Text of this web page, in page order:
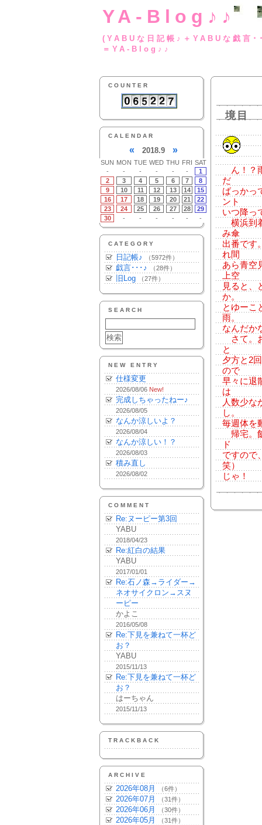
YA-Blog♪♪
(YABUな日記帳♪
＝YA-Blog♪♪
COUNTER
CALENDAR
« 2018.9 »
SUN MON TUE WED THU FRI SAT
-
- - - - -
1
2
3 4 5 6 7
8
9
10 11 12 13 14
15
16
17 18 19 20 21
22
23
24 25 26 27 28
29
30
- - - - - -
CATEGORY
日記帳♪ （5972件）
戯言･･･♪ （28件）
旧Log （27件）
SEARCH
NEW ENTRY
仕様変更
2026/08/06 New!
完成しちゃったねー♪
2026/08/05
なんか涼しいよ？
2026/08/04
なんか涼しい！？
2026/08/03
積み直し
2026/08/02
COMMENT
Re:ヌーピー第3回
YABU
2018/04/23
Re:紅白の結果
YABU
2017/01/01
Re:石ノ森→ライダー→
ネオサイクロン→スヌ
ーピー
かよこ
2016/05/08
Re:下見を兼ねて一杯ど
お？
YABU
2015/11/13
Re:下見を兼ねて一杯ど
お？
はーちゃん
2015/11/13
TRACKBACK
ARCHIVE
2026年08月 （6件）
2026年07月 （31件）
2026年06月 （30件）
2026年05月 （31件）
境目
ん！？
だ
ばっかっ
ント
いつ降っ
横浜到
み傘
出番です
れ間
あら青空
上空
見ると、
か。
とゆーこ
雨。
なんだか
さて。
と
夕方と2
ので
早々に退
は
人数少な
し。
毎週体を
帰宅。
ド
ですので
笑）
じゃ！